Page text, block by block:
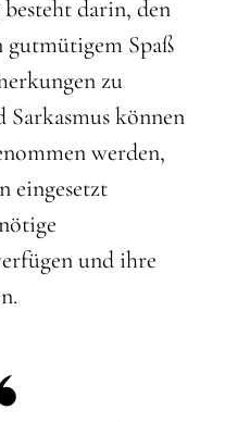
darin, den
gutmütigem Spaß
zu
können
werden,
eingesetzt
und ihre